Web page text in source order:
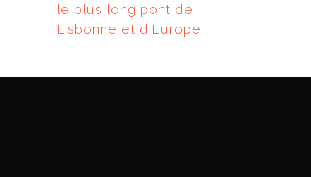
le plus long pont de
Lisbonne et d'Europe